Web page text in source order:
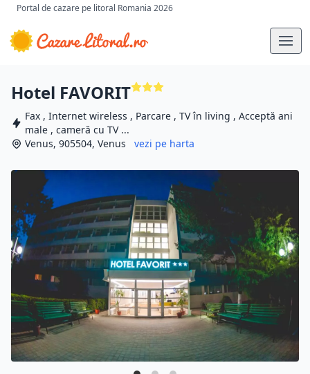
Portal de cazare pe litoral Romania 2026
Hotel FAVORIT
Fax , Internet wireless , Parcare , TV în living , Acceptă ani
male , cameră cu TV ...
Venus, 905504, Venus
vezi pe harta